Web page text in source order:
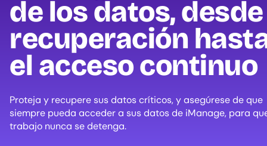
de los datos,
recuperación
el acceso continuo
Proteja y recupere sus datos críticos, y asegúrese de que
siempre pueda acceder a sus datos de iManage, para
trabajo nunca se detenga.